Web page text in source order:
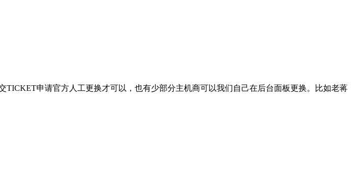
申请官方人工更换才可以，也有少部分主机商可以我们自己在后台面板更换。比如老蒋